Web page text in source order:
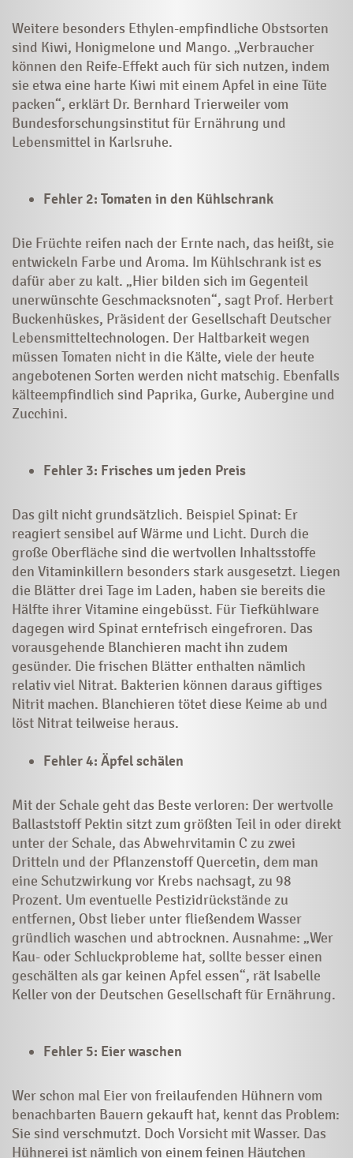
Weitere besonders Ethylen-empfindliche Obstsorten
sind Kiwi, Honigmelone und Mango. „Verbraucher
können den Reife-Effekt auch für sich nutzen, indem
sie etwa eine harte Kiwi mit einem Apfel in eine Tüte
packen“, erklärt Dr. Bernhard Trierweiler vom
Bundesforschungsinstitut für Ernährung und
Lebensmittel in Karlsruhe.
Fehler 2: Tomaten in den Kühlschrank
Die Früchte reifen nach der Ernte nach, das heißt, sie
entwickeln Farbe und Aroma. Im Kühlschrank ist es
dafür aber zu kalt. „Hier bilden sich im Gegenteil
unerwünschte Geschmacksnoten“, sagt Prof. Herbert
Buckenhüskes, Präsident der Gesellschaft Deutscher
Lebensmitteltechnologen. Der Haltbarkeit wegen
müssen Tomaten nicht in die Kälte, viele der heute
angebotenen Sorten werden nicht matschig. Ebenfalls
kälteempfindlich sind Paprika, Gurke, Aubergine und
Zucchini.
Fehler 3: Frisches um jeden Preis
Das gilt nicht grundsätzlich. Beispiel Spinat: Er
reagiert sensibel auf Wärme und Licht. Durch die
große Oberfläche sind die wertvollen Inhaltsstoffe
den Vitaminkillern besonders stark ausgesetzt. Liegen
die Blätter drei Tage im Laden, haben sie bereits die
Hälfte ihrer Vitamine eingebüsst. Für Tiefkühlware
dagegen wird Spinat erntefrisch eingefroren. Das
vorausgehende Blanchieren macht ihn zudem
gesünder. Die frischen Blätter enthalten nämlich
relativ viel Nitrat. Bakterien können daraus giftiges
Nitrit machen. Blanchieren tötet diese Keime ab und
löst Nitrat teilweise heraus.
Fehler 4: Äpfel schälen
Mit der Schale geht das Beste verloren: Der wertvolle
Ballaststoff Pektin sitzt zum größten Teil in oder direkt
unter der Schale, das Abwehrvitamin C zu zwei
Dritteln und der Pflanzenstoff Quercetin, dem man
eine Schutzwirkung vor Krebs nachsagt, zu 98
Prozent. Um eventuelle Pestizidrückstände zu
entfernen, Obst lieber unter fließendem Wasser
gründlich waschen und abtrocknen. Ausnahme: „Wer
Kau- oder Schluckprobleme hat, sollte besser einen
geschälten als gar keinen Apfel essen“, rät Isabelle
Keller von der Deutschen Gesellschaft für Ernährung.
Fehler 5: Eier waschen
Wer schon mal Eier von freilaufenden Hühnern vom
benachbarten Bauern gekauft hat, kennt das Problem:
Sie sind verschmutzt. Doch Vorsicht mit Wasser. Das
Hühnerei ist nämlich von einem feinen Häutchen